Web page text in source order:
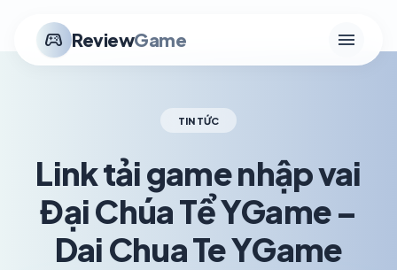
stadia_controller ReviewGame menu
TIN TỨC
Link tải game nhập vai
Đại Chúa Tể YGame –
Dai Chua Te YGame